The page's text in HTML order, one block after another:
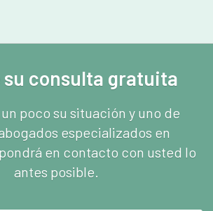
consulta gratuita
poco su situación y uno de
especializados en
en contacto con usted lo
antes posible.